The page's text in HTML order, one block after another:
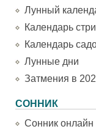
Лунный
Календарь
Календарь
Лунные дни
Затмения в
СОННИК
Сонник онлайн